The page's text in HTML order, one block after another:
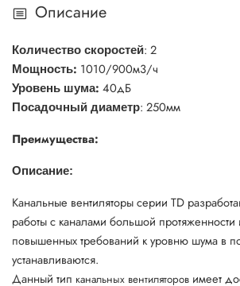
Описание
Количество скоростей: 2
Мощность: 1010/900м3/ч
Уровень шума: 40дБ
Посадочный диаметр: 250мм
Преимущества:
Описание:
Канальные вентиляторы серии TD
работы с каналами большой протяженности
повышенных требований к уровню шума в
устанавливаются.
Данный тип канальных вентиляторов имеет